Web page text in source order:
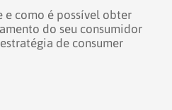
e como é possível obter
do seu consumidor
de consumer